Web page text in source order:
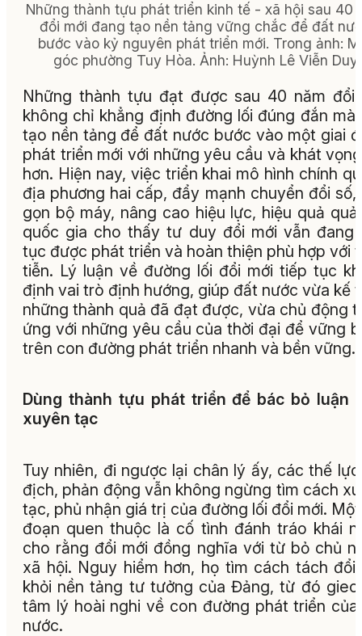
Những thành tựu phát triển kinh tế - xã hội sau 40
đổi mới đang tạo nền tảng vững chắc để đất
bước vào kỷ nguyên phát triển mới. Trong ảnh:
góc phường Tuy Hòa. Ảnh: Huỳnh Lê Viễn Duy
Những thành tựu đạt được sau 40 năm đổi
không chỉ khẳng định đường lối đúng đắn mà
tạo nền tảng để đất nước bước vào một giai
phát triển mới với những yêu cầu và khát
hơn. Hiện nay, việc triển khai mô hình chính
địa phương hai cấp, đẩy mạnh chuyển đổi số,
gọn bộ máy, nâng cao hiệu lực, hiệu quả
quốc gia cho thấy tư duy đổi mới vẫn đang
tục được phát triển và hoàn thiện phù hợp với
tiễn. Lý luận về đường lối đổi mới tiếp tục
định vai trò định hướng, giúp đất nước vừa kế
những thành quả đã đạt được, vừa chủ động
ứng với những yêu cầu của thời đại để vững
trên con đường phát triển nhanh và bền vững.
Dùng thành tựu phát triển để bác bỏ luận
xuyên tạc
Tuy nhiên, đi ngược lại chân lý ấy, các thế
địch, phản động vẫn không ngừng tìm cách
tạc, phủ nhận giá trị của đường lối đổi mới.
đoạn quen thuộc là cố tình đánh tráo khái
cho rằng đổi mới đồng nghĩa với từ bỏ chủ
xã hội. Nguy hiểm hơn, họ tìm cách tách đổi
khỏi nền tảng tư tưởng của Đảng, từ đó
tâm lý hoài nghi về con đường phát triển
nước.